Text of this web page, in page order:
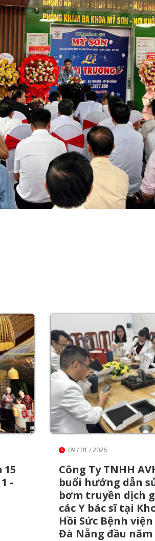
15
-
09 / 01 / 2026
Công Ty TNHH
buổi hướng dẫn
bơm truyền dịch
các Y bác sĩ tại
Hồi Sức Bệnh
Đà Nẵng đầu năm